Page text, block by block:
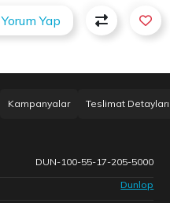
Yorum Yap
Kampanyalar Teslimat Detayları
DUN-100-55-17-205-5000
Dunlop